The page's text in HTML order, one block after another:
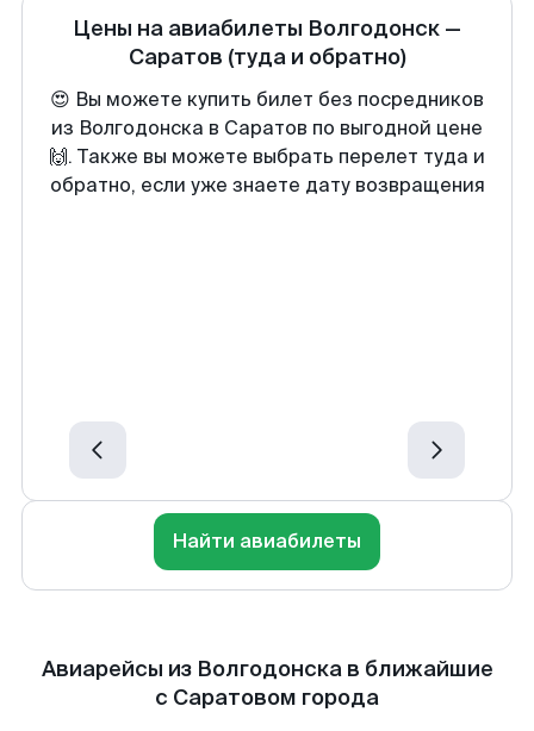
Цены на авиабилеты Волгодонск —
Саратов (туда и обратно)
😍 Вы можете купить билет без посредников
из Волгодонска в Саратов по выгодной цене
🙌. Также вы можете выбрать перелет туда и
обратно, если уже знаете дату возвращения
Найти авиабилеты
Авиарейсы из Волгодонска в ближайшие
с Саратовом города